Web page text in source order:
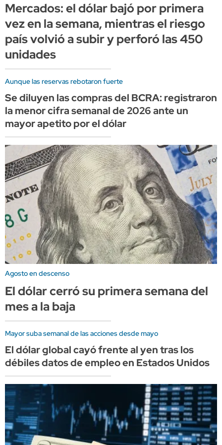
Mercados: el dólar bajó por primera
vez en la semana, mientras el riesgo
país volvió a subir y perforó las 450
unidades
Aunque las reservas rebotaron fuerte
Se diluyen las compras del BCRA: registraron
la menor cifra semanal de 2026 ante un
mayor apetito por el dólar
Agosto en descenso
El dólar cerró su primera semana del
mes a la baja
Mayor suba semanal de las acciones desde mayo
El dólar global cayó frente al yen tras los
débiles datos de empleo en Estados Unidos